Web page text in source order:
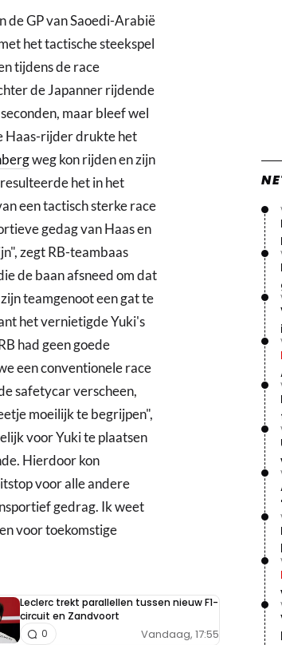
de GP van Saoedi-Arabië
het tactische steekspel
tijdens de race
de Japanner rijdende
maar bleef wel
Haas-rijder drukte het
weg kon rijden en zijn
het in het
een tactisch sterke race
gedag van Haas en
zegt RB-teambaas
de baan afsneed om dat
teamgenoot een gat te
het vernietigde Yuki's
had geen goede
een conventionele race
safetycar verscheen,
moeilijk te begrijpen",
voor Yuki te plaatsen
Hierdoor kon
voor alle andere
gedrag. Ik weet
voor toekomstige
Leclerc trekt parallellen tussen nieuw F1-
circuit en Zandvoort
Vandaag, 17:55
0